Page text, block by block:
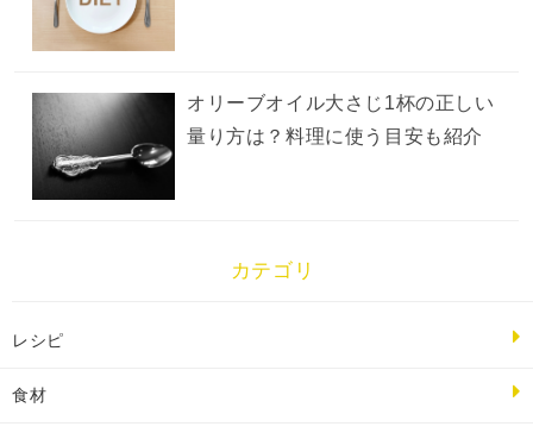
オリーブオイル大さじ1杯の正しい
量り方は？料理に使う目安も紹介
カテゴリ
レシピ
食材